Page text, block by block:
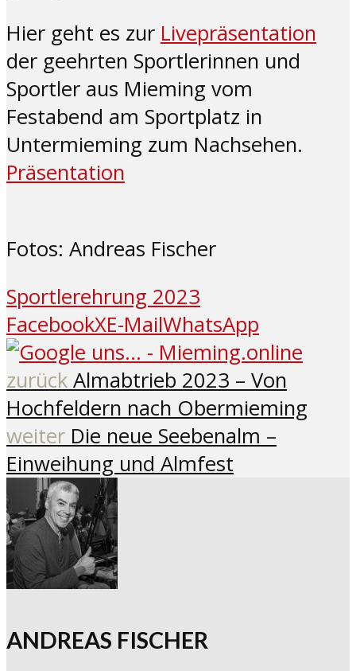
Hier geht es zur Livepräsentation
der geehrten Sportlerinnen und
Sportler aus Mieming vom
Festabend am Sportplatz in
Untermieming zum Nachsehen.
Präsentation
Fotos: Andreas Fischer
Sportlerehrung 2023
FacebookXE-MailWhatsApp
zurück Almabtrieb 2023 – Von
Hochfeldern nach Obermieming
weiter Die neue Seebenalm –
Einweihung und Almfest
ANDREAS FISCHER